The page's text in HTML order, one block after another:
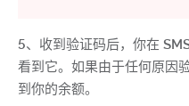
5、收到验证码后，你在
看到它。如果由于任何原因
到你的余额。